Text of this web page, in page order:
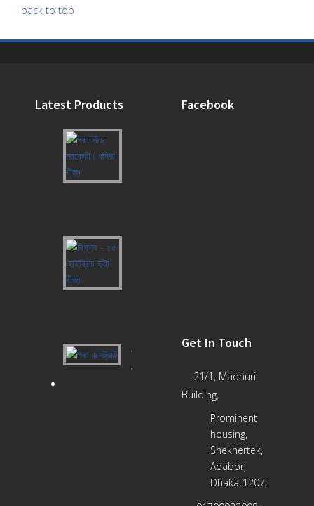
back to top
Latest Products
পদ্মা
এক্সট্রাক্ট
Facebook
Get In Touch
21/1, Madhuri
Building,
Prominent
housing,
Shekhertek,
Adabor,
Dhaka-1207.